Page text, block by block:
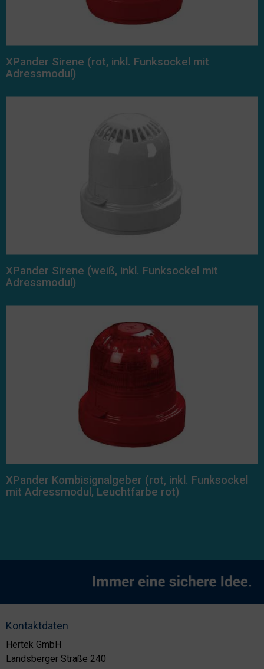
XPander Sirene (rot, inkl. Funksockel mit
Adressmodul)
XPander Sirene (weiß, inkl. Funksockel mit
Adressmodul)
XPander Kombisignalgeber (rot, inkl. Funksockel
mit Adressmodul, Leuchtfarbe rot)
Kontaktdaten
Hertek GmbH
Landsberger Straße 240